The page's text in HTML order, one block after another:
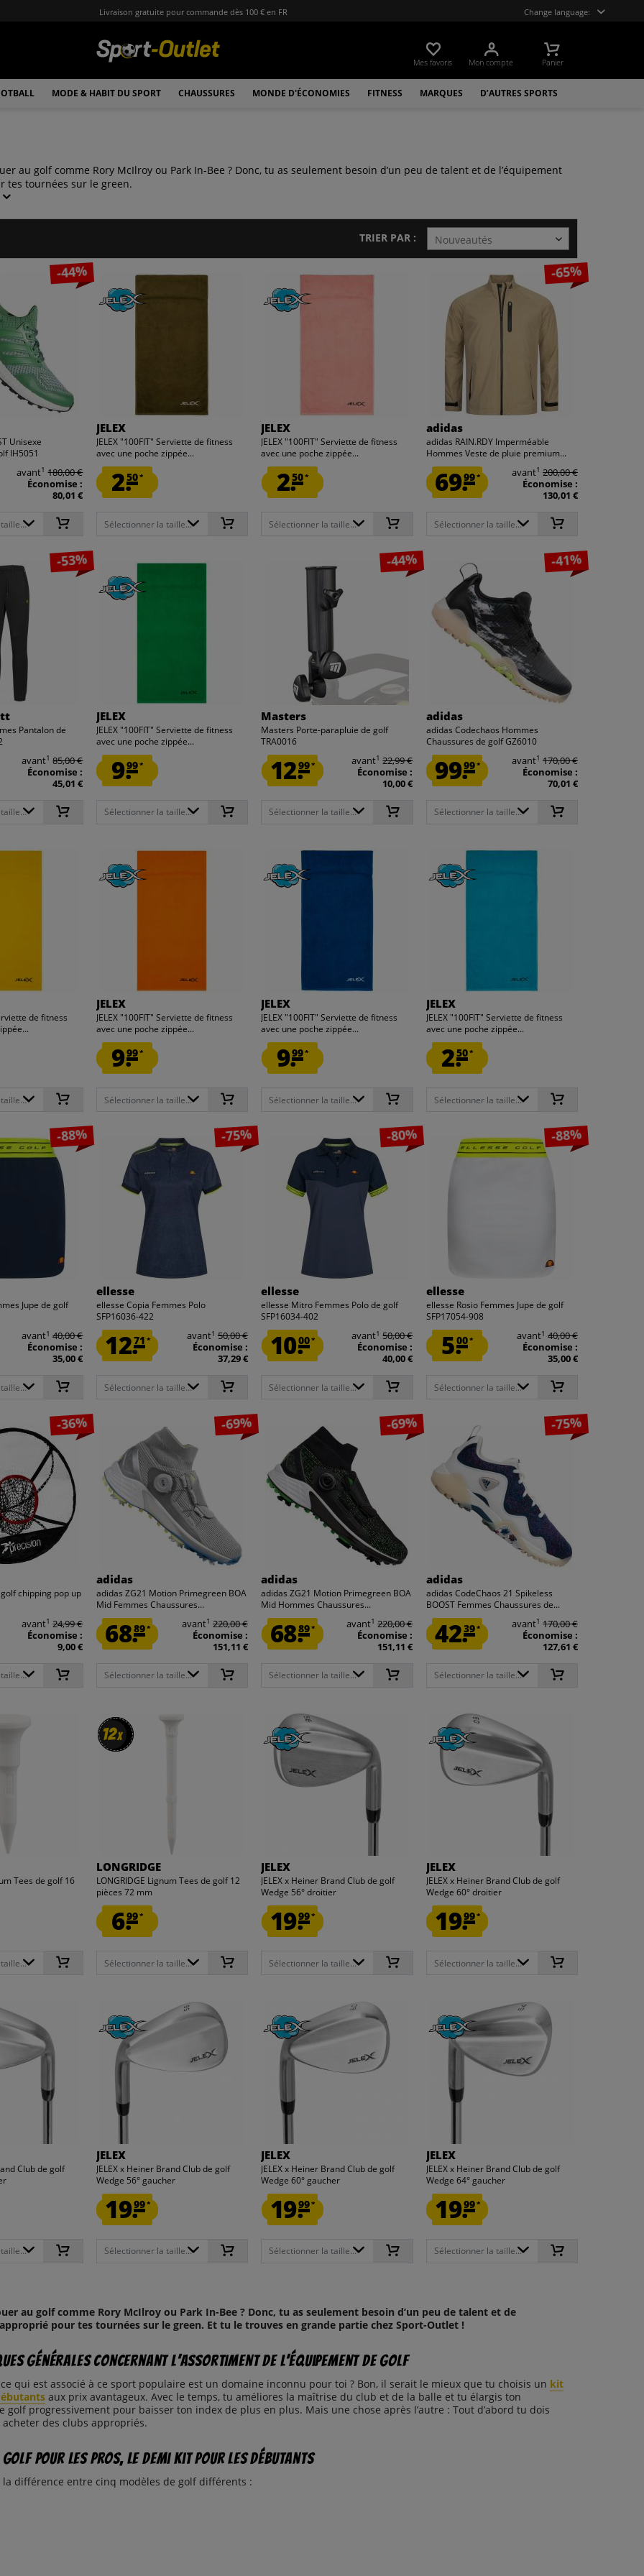
Livraison gratuite pour commande dès 100 € en FR Change language:
Mes favoris Mon compte Panier
MODE & HABIT DU SPORT CHAUSSURES MONDE D'ÉCONOMIES FITNESS MARQUES D’AUTRES SPORTS
au golf comme Rory McIlroy ou Park In-Bee ? Donc, tu as seulement besoin d’un peu de talent et de l’équipement
tes tournées sur le green.
TRIER PAR :
-44%
Unisexe
IH5051
avant1 180,00 €
Économise :
80,01 €
JELEX
JELEX "100FIT" Serviette de fitness
avec une poche zippée...
2.50*
Sélectionner la taille...
JELEX
JELEX "100FIT" Serviette de fitness
avec une poche zippée...
2.50*
Sélectionner la taille...
-65%
adidas
adidas RAIN.RDY Imperméable
Hommes Veste de pluie premium...
69.99* avant1 200,00 €
Économise :
130,01 €
Sélectionner la taille...
-53%
Pantalon de
avant1 85,00 €
Économise :
45,01 €
JELEX
JELEX "100FIT" Serviette de fitness
avec une poche zippée...
9.99*
Sélectionner la taille...
-44%
Masters
Masters Porte-parapluie de golf
TRA0016
12.99* avant1 22,99 €
Économise :
10,00 €
Sélectionner la taille...
-41%
adidas
adidas Codechaos Hommes
Chaussures de golf GZ6010
99.99* avant1 170,00 €
Économise :
70,01 €
Sélectionner la taille...
de fitness
JELEX
JELEX "100FIT" Serviette de fitness
avec une poche zippée...
9.99*
Sélectionner la taille...
JELEX
JELEX "100FIT" Serviette de fitness
avec une poche zippée...
9.99*
Sélectionner la taille...
JELEX
JELEX "100FIT" Serviette de fitness
avec une poche zippée...
2.50*
Sélectionner la taille...
-88%
Jupe de golf
avant1 40,00 €
Économise :
35,00 €
-75%
ellesse
ellesse Copia Femmes Polo
SFP16036-422
12.71 * avant1 50,00 €
Économise :
37,29 €
Sélectionner la taille...
-80%
ellesse
ellesse Mitro Femmes Polo de golf
SFP16034-402
10.00* avant1 50,00 €
Économise :
40,00 €
Sélectionner la taille...
-88%
ellesse
ellesse Rosio Femmes Jupe de golf
SFP17054-908
5.00* avant1 40,00 €
Économise :
35,00 €
Sélectionner la taille...
-36%
chipping pop up
avant1 24,99 €
Économise :
9,00 €
-69%
adidas
adidas ZG21 Motion Primegreen BOA
Mid Femmes Chaussures...
68.89* avant1 220,00 €
Économise :
151,11 €
Sélectionner la taille...
-69%
adidas
adidas ZG21 Motion Primegreen BOA
Mid Hommes Chaussures...
68.89* avant1 220,00 €
Économise :
151,11 €
Sélectionner la taille...
-75%
adidas
adidas CodeChaos 21 Spikeless
BOOST Femmes Chaussures de...
42.39* avant1 170,00 €
Économise :
127,61 €
Sélectionner la taille...
Tees de golf 16
12x
12x
LONGRIDGE
LONGRIDGE Lignum Tees de golf 12
pièces 72 mm
6.99*
Sélectionner la taille...
JELEX
JELEX x Heiner Brand Club de golf
Wedge 56° droitier
19.99*
Sélectionner la taille...
JELEX
JELEX x Heiner Brand Club de golf
Wedge 60° droitier
19.99*
Sélectionner la taille...
Club de golf
JELEX
JELEX x Heiner Brand Club de golf
Wedge 56° gaucher
19.99*
Sélectionner la taille...
JELEX
JELEX x Heiner Brand Club de golf
Wedge 60° gaucher
19.99*
Sélectionner la taille...
JELEX
JELEX x Heiner Brand Club de golf
Wedge 64° gaucher
19.99*
Sélectionner la taille...
au golf comme Rory McIlroy ou Park In-Bee ? Donc, tu as seulement besoin d’un peu de talent et de
pour tes tournées sur le green. Et tu le trouves en grande partie chez Sport-Outlet !
générales concernant l’assortiment de l’équipement de golf
qui est associé à ce sport populaire est un domaine inconnu pour toi ? Bon, il serait le mieux que tu choisis un kit
aux prix avantageux. Avec le temps, tu améliores la maîtrise du club et de la balle et tu élargis ton
golf progressivement pour baisser ton index de plus en plus. Mais une chose après l’autre : Tout d’abord tu dois
des clubs appropriés.
golf pour les pros, le demi kit pour les débutants
la différence entre cinq modèles de golf différents :